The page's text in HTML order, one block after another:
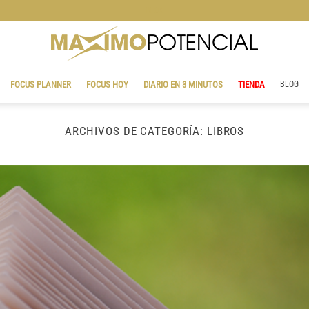
FOCUS PLANNER FOCUS HOY DIARIO EN 3 MINUTOS TIENDA BLOG
ARCHIVOS DE CATEGORÍA: LIBROS